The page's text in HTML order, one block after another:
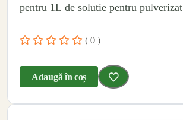
pentru 1L de solutie pentru pulverizat
( 0 )
Adaugă în coș